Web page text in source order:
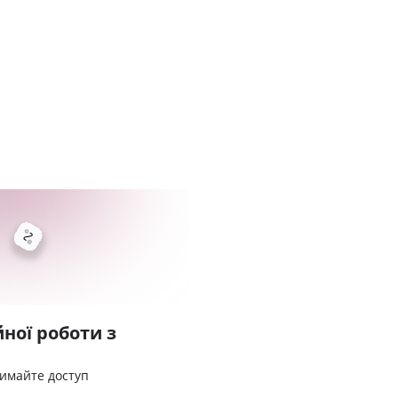
роботи з
доступ